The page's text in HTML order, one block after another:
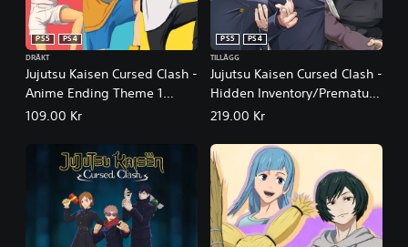
Jujutsu Kaisen Cursed Clash -
Anime Ending Theme 1
Outfit Set
PS5
PS4
DRÄKT
109.00 Kr
Jujutsu Kaisen Cursed Clash -
Hidden Inventory/Premature
Death
PS5
PS4
TILLÄGG
219.00 Kr